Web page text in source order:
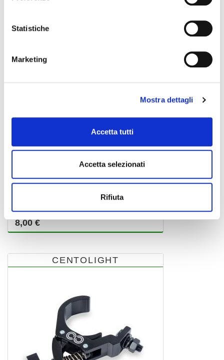
Statistiche
Marketing
Mostra dettagli
Accetta tutti
Accetta selezionati
Rifiuta
CLC-60150S
8,00 €
CENTOLIGHT